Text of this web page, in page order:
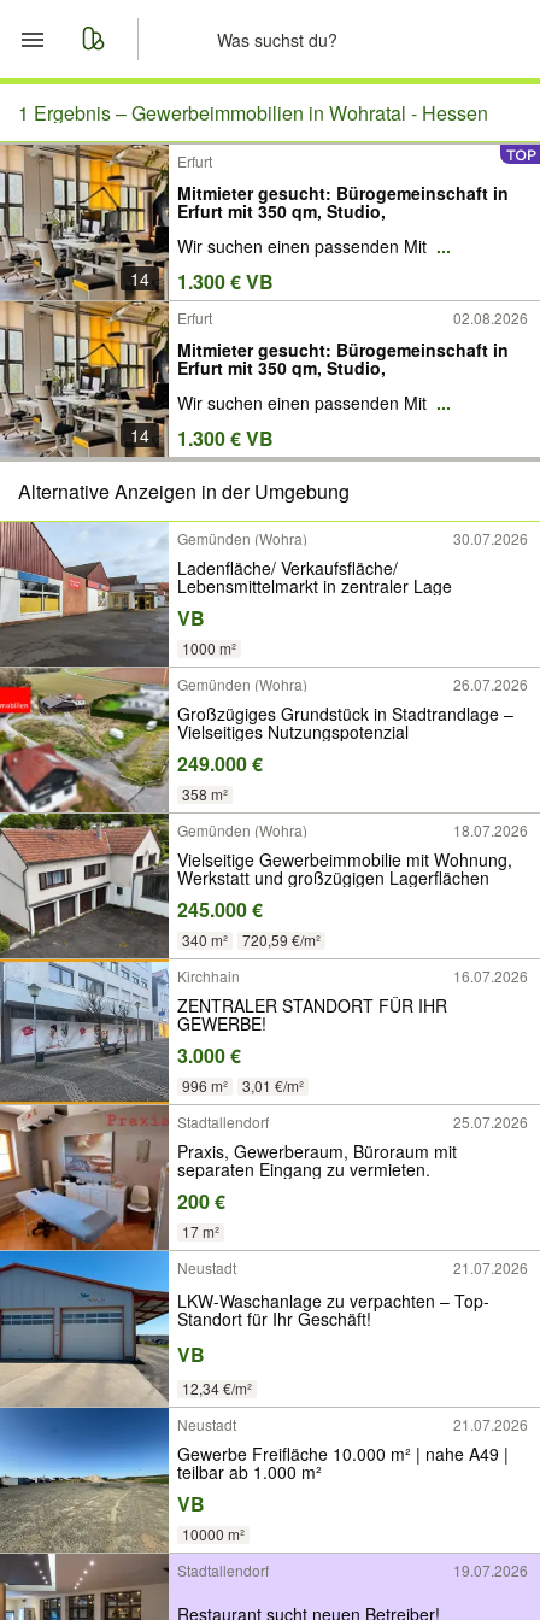
Start
Merkliste
Nachrichten
Anzeige aufgeben
1 Ergebnis –Gewerbeimmobilien in Wohratal - Hessen
14
Erfurt
Mitmieter gesucht: Bürogemeinschaft in
Erfurt mit 350 qm, Studio,
Wir suchen einen passenden Mit ...
1.300 € VB
14
Erfurt 02.08.2026
Mitmieter gesucht: Bürogemeinschaft in
Erfurt mit 350 qm, Studio,
Wir suchen einen passenden Mit ...
1.300 € VB
Alternative Anzeigen in der Umgebung
Gemünden (Wohra) 30.07.2026
Ladenfläche/ Verkaufsfläche/
Lebensmittelmarkt in zentraler Lage
VB
1000 m²
Gemünden (Wohra)
26.07.2026
Großzügiges Grundstück in Stadtrandlage –
Vielseitiges Nutzungspotenzial
249.000 €
358 m²
Gemünden (Wohra)
18.07.2026
Vielseitige Gewerbeimmobilie mit Wohnung,
Werkstatt und großzügigen Lagerflächen
245.000 €
340 m²
720,59 €/m²
Kirchhain
16.07.2026
ZENTRALER STANDORT FÜR IHR
GEWERBE!
3.000 €
996 m²
3,01 €/m²
Stadtallendorf
25.07.2026
Praxis, Gewerberaum, Büroraum mit
separaten Eingang zu vermieten.
200 €
17 m²
Neustadt
21.07.2026
LKW-Waschanlage zu verpachten – Top-
Standort für Ihr Geschäft!
VB
12,34 €/m²
Neustadt
21.07.2026
Gewerbe Freifläche 10.000 m² | nahe A49 |
teilbar ab 1.000 m²
VB
10000 m²
Stadtallendorf
19.07.2026
Restaurant sucht neuen Betreiber!